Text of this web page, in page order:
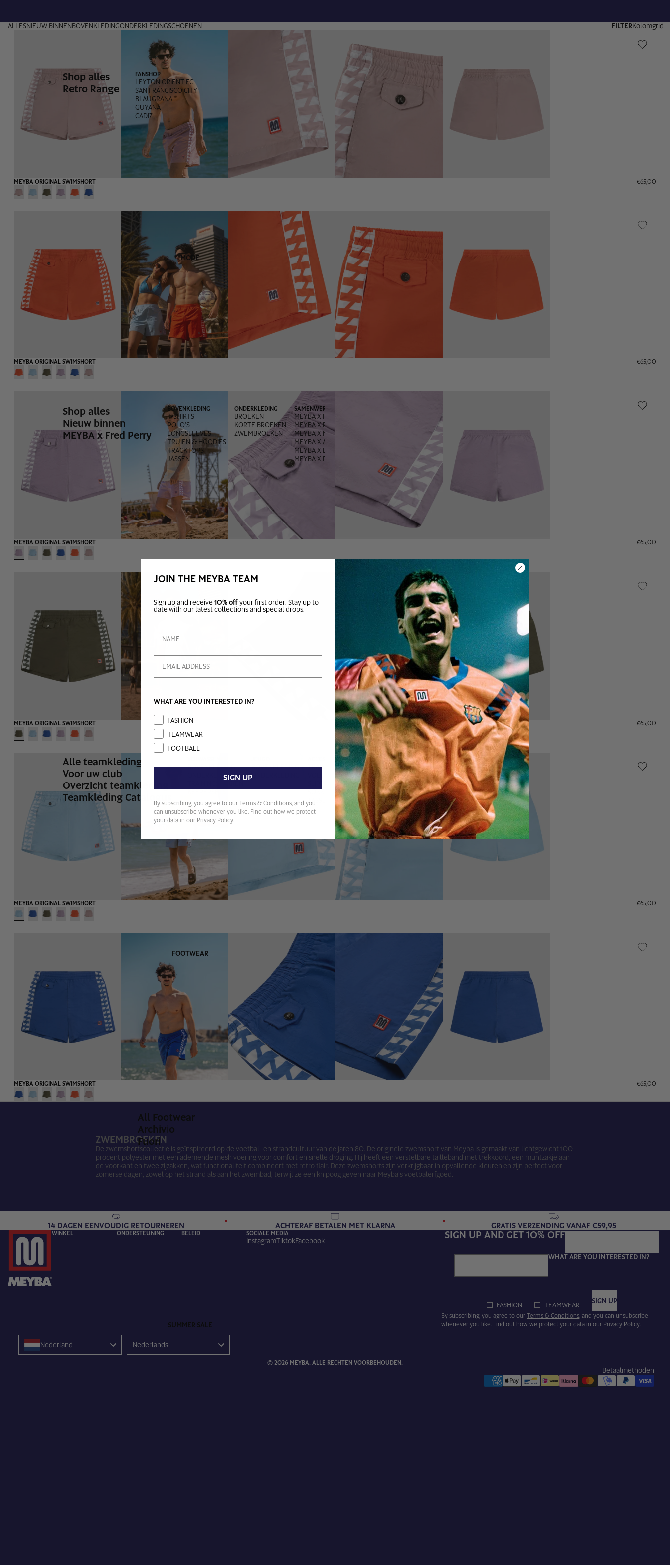
Shop alles
Retro Range
FANSHOP
LEYTON ORIENT FC
SAN FRANCISCO CITY
BLAUGRANA
GUYANA
CADIZ
MODE
Shop alles
Nieuw binnen
MEYBA x Fred Perry
BOVENKLEDING
T-SHIRTS
POLO'S
LONGSLEEVES
TRUIEN & HOODIES
TRACKTOPS
JASSEN
ONDERKLEDING
BROEKEN
KORTE BROEKEN
ZWEMBROEKEN
SAMENWERKINGEN
MEYBA X FRED PERRY
MEYBA X PACHANGA
MEYBA X MONEGROS
MEYBA X ANDREA OLIVA
MEYBA X DEFECTED
MEYBA X DOWNLOAD
TEAMKLEDING
Alle teamkleding
Voor uw club
Overzicht teamkleding
Teamkleding Catalogus
BOVENKLEDING
ONDERKLEDING
BOVENKLEDING
ONDERKLEDING
ACCESSOIRES
TRAINING
VOETBAL
TASSEN
FOOTWEAR
All Footwear
Archivio
Fuori
SUMMER SALE
ALLESNIEUW BINNENBOVENKLEDINGONDERKLEDINGSCHOENEN FILTERKolomgrid
MEYBA ORIGINAL SWIMSHORT €65,00
MEYBA ORIGINAL SWIMSHORT €65,00
MEYBA ORIGINAL SWIMSHORT €65,00
MEYBA ORIGINAL SWIMSHORT €65,00
MEYBA ORIGINAL SWIMSHORT €65,00
MEYBA ORIGINAL SWIMSHORT €65,00
ZWEMBROEKEN
De zwemshortscollectie is geïnspireerd op de voetbal- en strandcultuur van de jaren 80. De originele zwemshort van Meyba is gemaakt van lichtgewicht 100
procent polyester met een ademende mesh voering voor comfort en snelle droging. Hij heeft een verstelbare tailleband met trekkoord, een muntzakje aan
de voorkant en twee zijzakken, wat functionaliteit combineert met retro flair. Deze zwemshorts zijn verkrijgbaar in opvallende kleuren en zijn perfect voor
zomerse dagen, zowel op het strand als aan het zwembad, terwijl ze een knipoog geven naar Meyba's voetbalerfgoed.
14 DAGEN EENVOUDIG RETOURNEREN ACHTERAF BETALEN MET KLARNA GRATIS VERZENDING VANAF €59,95
WINKEL ONDERSTEUNING BELEID SOCIALE MEDIA
InstagramTiktokFacebook SIGN UP AND GET 10% OFF
WHAT ARE YOU INTERESTED IN?
FASHION TEAMWEAR
SIGN UP
By subscribing, you agree to ourTerms & Conditions, and you can unsubscribe
whenever you like. Find out how we protect your data in our Privacy Policy.
Nederland Nederlands
© 2026 MEYBA. ALLE RECHTEN VOORBEHOUDEN.
Betaalmethoden
JOIN THE MEYBA TEAM
Sign up and receive 10% offyour first order. Stay up to
date with our latest collections and special drops.
WHAT ARE YOU INTERESTED IN?
InterestFASHION
TEAMWEAR
FOOTBALL
SIGN UP
By subscribing, you agree to ourTerms & Conditions, and you
can unsubscribe whenever you like. Find out how we protect
your data in our Privacy Policy.